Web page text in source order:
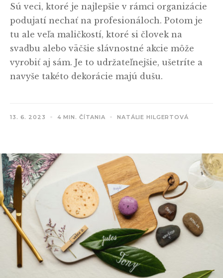
Sú veci, ktoré je najlepšie v rámci organizácie
podujatí nechať na profesionáloch. Potom je
tu ale veľa maličkostí, ktoré si človek na
svadbu alebo väčšie slávnostné akcie môže
vyrobiť aj sám. Je to udržateľnejšie, ušetríte a
navyše takéto dekorácie majú dušu.
13. 6. 2023 4 MIN. ČÍTANIA NATÁLIE HILGERTOVÁ